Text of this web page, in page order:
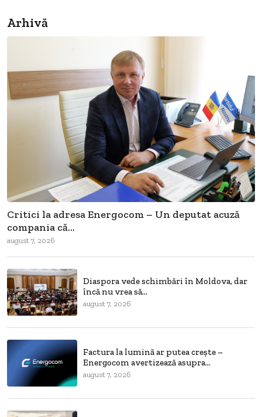
Arhivă
Critici la adresa Energocom – Un deputat acuză
compania că...
august 7, 2026
Diaspora vede schimbări în Moldova, dar
încă nu vrea să...
august 7, 2026
Factura la lumină ar putea crește –
Energocom avertizează asupra...
august 7, 2026